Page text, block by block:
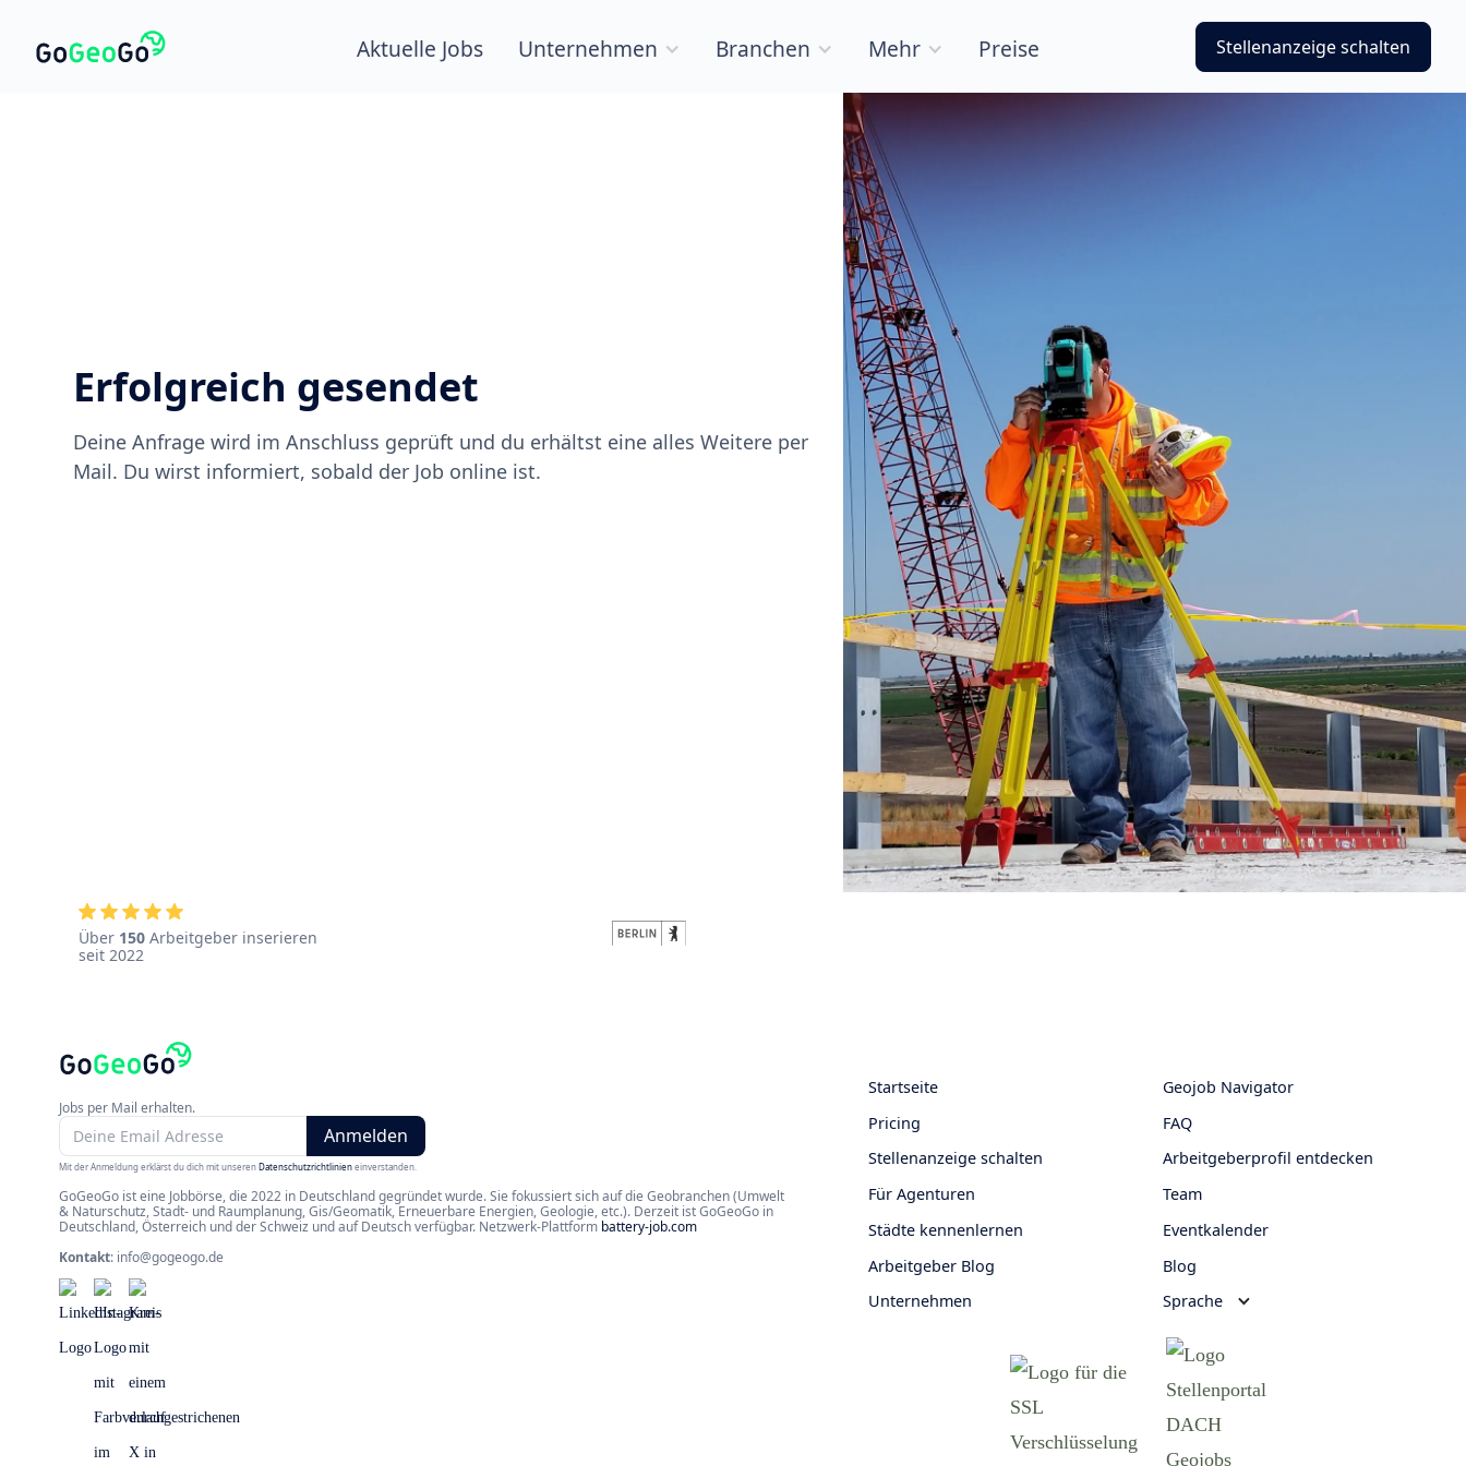
Aktuelle Jobs Unternehmen Branchen Mehr Preise Stellenanzeige schalten
Erfolgreich gesendet
Deine Anfrage wird im Anschluss geprüft und du erhältst eine alles Weitere per
Mail. Du wirst informiert, sobald der Job online ist.
Über 150 Arbeitgeber inserieren
seit 2022
Jobs per Mail erhalten.
Mit der Anmeldung erklärst du dich mit unserenDatenschutzrichtlinieneinverstanden.
GoGeoGo ist eine Jobbörse, die 2022 in Deutschland gegründet wurde. Sie fokussiert sich auf die Geobranchen (Umwelt
& Naturschutz, Stadt- und Raumplanung, Gis/Geomatik, Erneuerbare Energien, Geologie, etc.). Derzeit ist GoGeoGo in
Deutschland, Österreich und der Schweiz und auf Deutsch verfügbar. Netzwerk-Plattform battery-job.com
Kontakt: info@gogeogo.de
Startseite
Pricing
Stellenanzeige schalten
Für Agenturen
Städte kennenlernen
Arbeitgeber Blog
Unternehmen
Geojob Navigator
FAQ
Arbeitgeberprofil entdecken
Team
Eventkalender
Blog
Sprache